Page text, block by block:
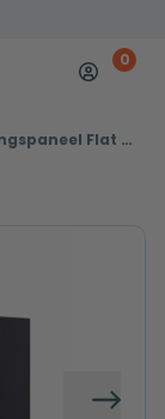
Mijn 0
Bedieningspaneel Flat mat zwart